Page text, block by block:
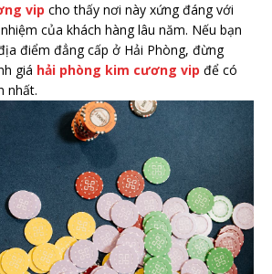
vip cho thấy nơi này xứng đáng với
của khách hàng lâu năm. Nếu bạn
điểm đẳng cấp ở Hải Phòng, đừng
giá hải phòng kim cương vip để có
nhất.